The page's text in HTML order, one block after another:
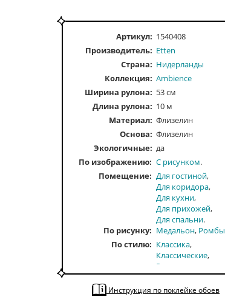
Артикул: 1540408
Производитель: Etten
Страна: Нидерланды
Коллекция: Ambience
Ширина рулона: 53 см
Длина рулона: 10 м
Материал: Флизелин
Основа: Флизелин
Экологичные: да
По изображению
С рисунком
Помещение
Для гостиной
Для коридора
Для кухни
Для прихожей
Для спальни
По рисунку
Медальон Ромбы
По стилю
Классика
Классические
Ренессанс
По тону Светлые
По цвету Серый
Инструкция по поклейке обоев